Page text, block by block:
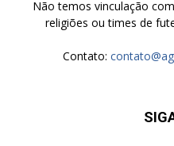
Não temos vinculação
religiões ou times de
Contato: